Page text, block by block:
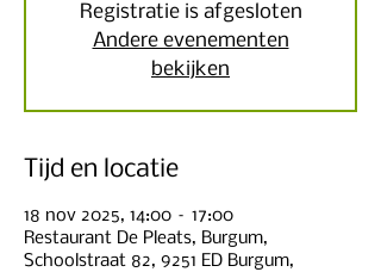
Registratie is afgesloten
Andere evenementen
bekijken
Tijd en locatie
18 nov 2025, 14:00 – 17:00
Restaurant De Pleats, Burgum,
Schoolstraat 82, 9251 ED Burgum,